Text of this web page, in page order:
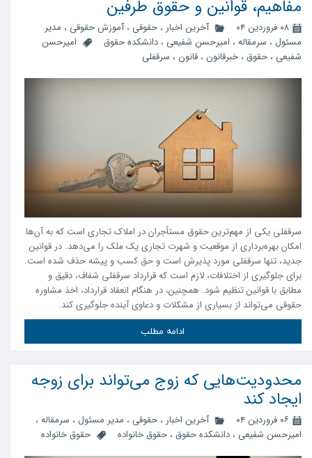
مفاهیم، قوانین و حقوق طرفین
۰۸ فروردین ۰۴ آخرین اخبار ، حقوقی ،آموزش حقوقی ، مدیر
مسئول ، سرمقاله ، امیرحسن شفیعی ، دانشکده حقوق
امیرحسن
شفیعی ، حقوق ، خبرقانون ، قانون ، سرقفلی
سرقفلی یکی از مهم‌ترین حقوق مستأجران در املاک تجاری است که به آن‌ها
امکان بهره‌برداری از موقعیت و شهرت تجاری یک ملک را می‌دهد. در قوانین
جدید، تنها سرقفلی مورد پذیرش است و حق کسب و پیشه حذف شده است.
برای جلوگیری از اختلافات، لازم است که قرارداد سرقفلی شفاف، دقیق و
مطابق با قوانین تنظیم شود. همچنین، در هنگام انعقاد قرارداد، اخذ مشاوره
حقوقی می‌تواند از بسیاری از مشکلات و دعاوی آینده جلوگیری کند.
ادامه مطلب
محدودیت‌هایی که زوج می‌تواند برای زوجه
ایجاد کند
۰۶ فروردین ۰۴ آخرین اخبار ، حقوقی ، مدیر مسئول ، سرمقاله ،
امیرحسن شفیعی ، دانشکده حقوق ، حقوق خانواده حقوق خانواده